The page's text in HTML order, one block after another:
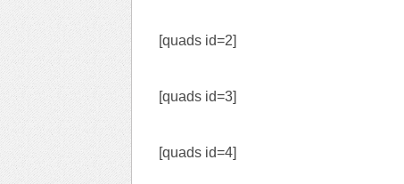
[quads id=2]
[quads id=3]
[quads id=4]